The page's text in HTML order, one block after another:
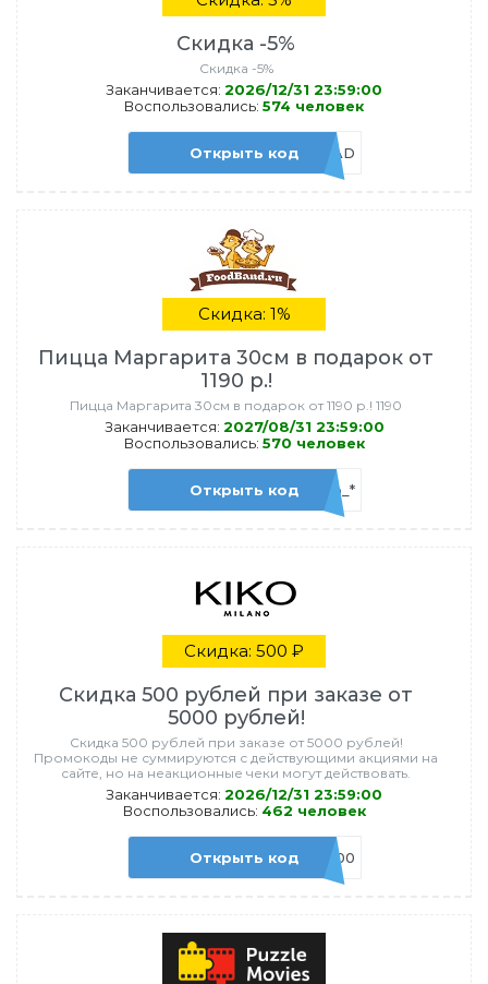
Скидка -5%
Скидка -5%
Заканчивается: 2026/12/31 23:59:00
Воспользовались: 574 человек
Открыть кодADMITAD
Скидка: 1%
Пицца Маргарита 30см в подарок от
1190 р.!
Пицца Маргарита 30см в подарок от 1190 р.! 1190
Заканчивается: 2027/08/31 23:59:00
Воспользовались: 570 человек
Открыть кодadmi_margo_*
Скидка: 500 ₽
Скидка 500 рублей при заказе от
5000 рублей!
Скидка 500 рублей при заказе от 5000 рублей!
Промокоды не суммируются с действующими акциями на
сайте, но на неакционные чеки могут действовать.
Заканчивается: 2026/12/31 23:59:00
Воспользовались: 462 человек
Открыть кодBCS-500